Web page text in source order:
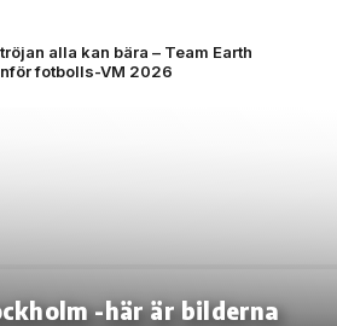
alla kan bära – Team Earth
fotbolls-VM 2026
-här är bilderna